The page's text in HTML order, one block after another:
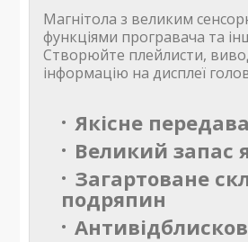
Магнітола з великим
функціями програвача та
Створюйте плейлисти,
інформацію на дисплеї
Якісне
Великий запас
Загартоване
подряпин